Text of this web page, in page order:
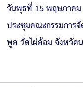
วันพุธที่ 15 พฤษภาคม
ประชุมคณะกรรมการ
พูล วัดไผ่ล้อม จังหวัด